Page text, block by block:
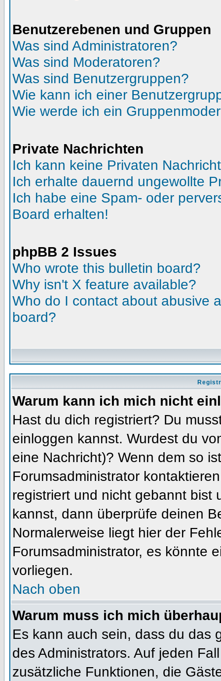
Benutzerebenen und Gruppen
Was sind Administratoren?
Was sind Moderatoren?
Was sind Benutzergruppen?
Wie kann ich einer
Wie werde ich ein
Private Nachrichten
Ich kann keine Privaten
Ich erhalte dauernd ungewollte
Ich habe eine Spam- oder
Board erhalten!
phpBB 2 Issues
Who wrote this bulletin board?
Why isn't X feature available?
Who do I contact about abusive
board?
Warum kann ich mich nicht
Hast du dich registriert? Du
einloggen kannst. Wurdest du
eine Nachricht)? Wenn dem so
Forumsadministrator
registriert und nicht gebannt bist
kannst, dann überprüfe deinen
Normalerweise liegt hier der
Forumsadministrator, es könnte
vorliegen.
Nach oben
Warum muss ich mich
Es kann auch sein, dass du das
des Administrators. Auf jeden
zusätzliche Funktionen, die